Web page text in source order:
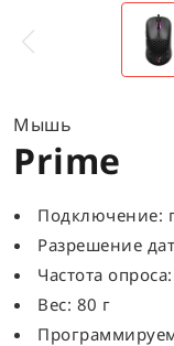
Мышь
Prime
Подключение:
Разрешение
Частота
Вес: 80 г